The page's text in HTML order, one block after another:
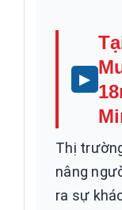
Thị
nâng
ra sự